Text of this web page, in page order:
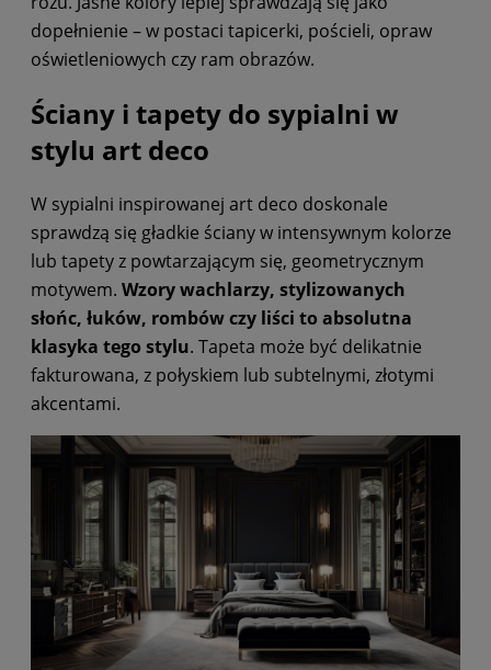
dopełnienie – w postaci tapicerki, pościeli, opraw
oświetleniowych czy ram obrazów.
Ściany i tapety do sypialni w
stylu art deco
W sypialni inspirowanej art deco doskonale
sprawdzą się gładkie ściany w intensywnym kolorze
lub tapety z powtarzającym się, geometrycznym
motywem. Wzory wachlarzy, stylizowanych
słońc, łuków, rombów czy liści to absolutna
klasyka tego stylu. Tapeta może być delikatnie
fakturowana, z połyskiem lub subtelnymi, złotymi
akcentami.